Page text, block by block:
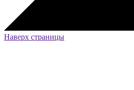
Наверх страницы